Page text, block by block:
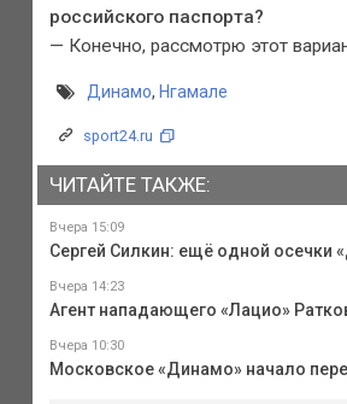
российского паспорта?
— Конечно, рассмотрю этот
Динамо, Нгамале
sport24.ru
ЧИТАЙТЕ ТАКЖЕ:
Вчера 15:09
Сергей Силкин: ещё одной осечки
Вчера 14:23
Агент нападающего «Лацио»
Вчера 10:30
Московское «Динамо» начало